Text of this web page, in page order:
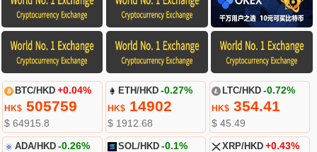
BTC/HKD +0.04%
HK$505759
$ 64915.8
ETH/HKD -0.27%
HK$ 14902
$ 1912.68
LTC/HKD -0.72%
HK$354.41
$ 45.49
ADA/HKD -0.26% SOL/HKD -0.1% XRP/HKD +0.43%